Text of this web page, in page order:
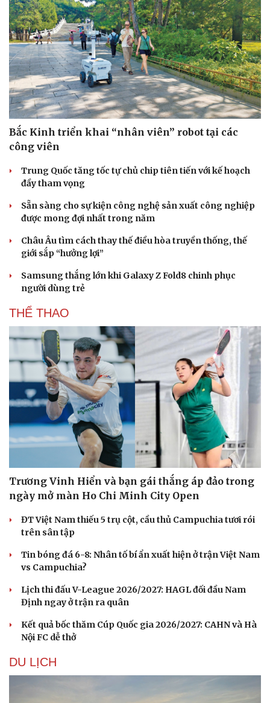
Du lịch
Đọc truyện đêm khuya
Bắc Kinh triển khai “nhân viên” robot tại các
công viên
Trung Quốc tăng tốc tự chủ chip tiên tiến với kế hoạch
đầy tham vọng
Sẵn sàng cho sự kiện công nghệ sản xuất công nghiệp
được mong đợi nhất trong năm
Châu Âu tìm cách thay thế điều hòa truyền thống, thế
giới sắp “hưởng lợi”
Samsung thắng lớn khi Galaxy Z Fold8 chinh phục
người dùng trẻ
THỂ THAO
Trương Vinh Hiển và bạn gái thắng áp đảo trong
ngày mở màn Ho Chi Minh City Open
ĐT Việt Nam thiếu 5 trụ cột, cầu thủ Campuchia tươi rói
trên sân tập
Tin bóng đá 6-8: Nhân tố bí ẩn xuất hiện ở trận Việt Nam
vs Campuchia?
Lịch thi đấu V-League 2026/2027: HAGL đối đầu Nam
Định ngay ở trận ra quân
Kết quả bốc thăm Cúp Quốc gia 2026/2027: CAHN và Hà
Nội FC dễ thở
DU LỊCH